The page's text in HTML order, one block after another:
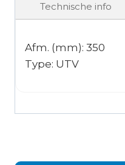
Technische info
Afm. (mm): 350
Type: UTV